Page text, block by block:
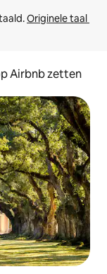
Originele taal
Airbnb zetten